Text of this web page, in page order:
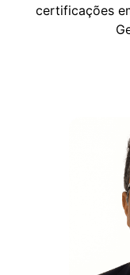
certificações